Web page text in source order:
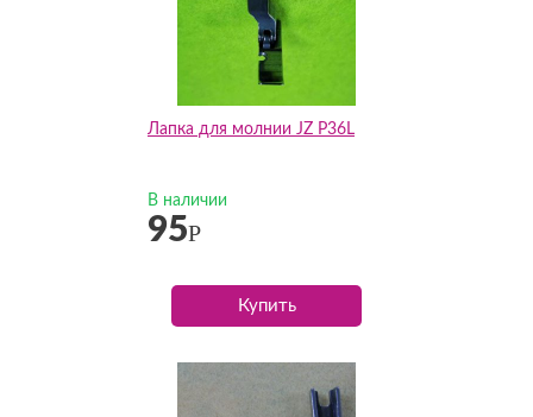
Лапка для молнии JZ P36L
В наличии
95Р
Купить